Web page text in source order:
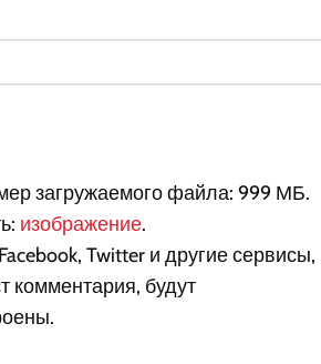
загружаемого файла: 999 МБ.
изображение.
Twitter и другие сервисы,
комментария, будут